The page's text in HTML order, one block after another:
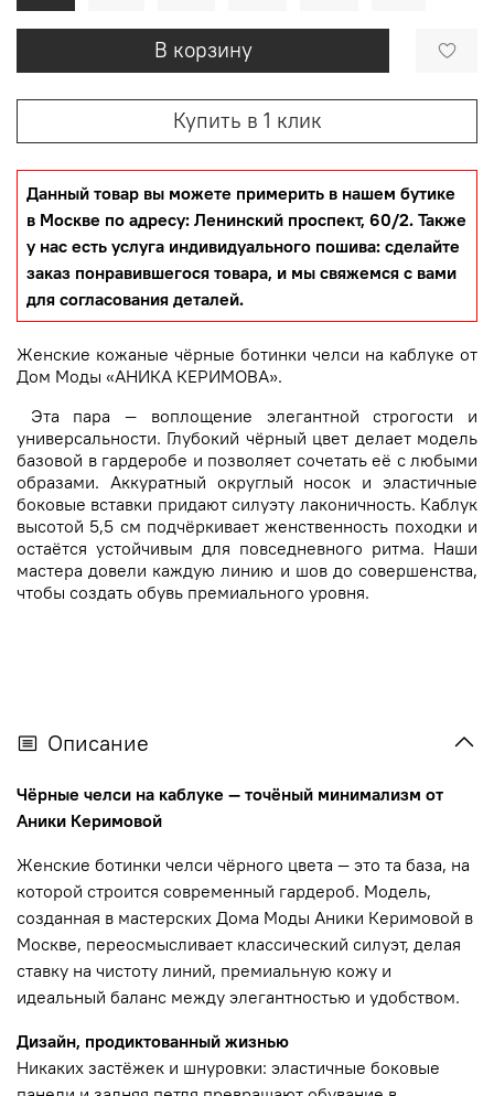
В корзину
Купить в 1 клик
Данный товар вы можете примерить в нашем бутике
в Москве по адресу: Ленинский проспект, 60/2. Также
у нас есть услуга индивидуального пошива: сделайте
заказ понравившегося товара, и мы свяжемся с вами
для согласования деталей.
Женские кожаные чёрные ботинки челси на каблуке от
Дом Моды «АНИКА КЕРИМОВА».
Эта пара — воплощение элегантной строгости и
универсальности. Глубокий чёрный цвет делает модель
базовой в гардеробе и позволяет сочетать её с любыми
образами. Аккуратный округлый носок и эластичные
боковые вставки придают силуэту лаконичность. Каблук
высотой 5,5 см подчёркивает женственность походки и
остаётся устойчивым для повседневного ритма. Наши
мастера довели каждую линию и шов до совершенства,
чтобы создать обувь премиального уровня.
Описание
Чёрные челси на каблуке — точёный минимализм от
Аники Керимовой
Женские ботинки челси чёрного цвета — это та база, на
которой строится современный гардероб. Модель,
созданная в мастерских Дома Моды Аники Керимовой в
Москве, переосмысливает классический силуэт, делая
ставку на чистоту линий, премиальную кожу и
идеальный баланс между элегантностью и удобством.
Дизайн, продиктованный жизнью
Никаких застёжек и шнуровки: эластичные боковые